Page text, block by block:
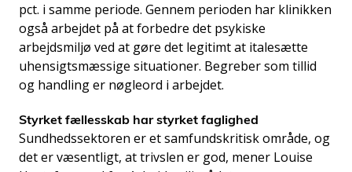
pct. i samme periode. Gennem perioden har klinikken
også arbejdet på at forbedre det psykiske
arbejdsmiljø ved at gøre det legitimt at italesætte
uhensigtsmæssige situationer. Begreber som tillid
og handling er nøgleord i arbejdet.
Styrket fællesskab har styrket faglighed
Sundhedssektoren er et samfundskritisk område, og
det er væsentligt, at trivslen er god, mener Louise